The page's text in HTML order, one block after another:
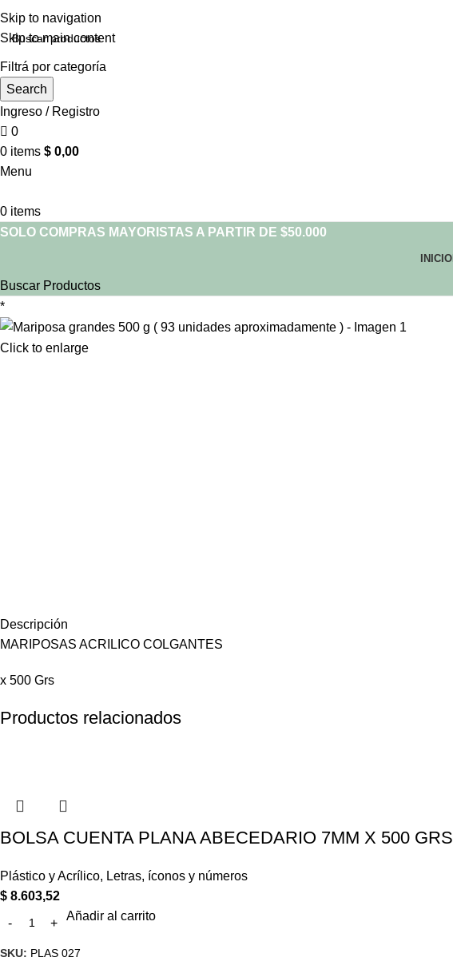
Skip to navigation
Skip to main content
Filtrá por categoría
Search
Ingreso / Registro
0
0 items $ 0,00
Menu
0 items
SOLO COMPRAS MAYORISTAS A PARTIR DE $50.000
INICIO
Buscar Productos
*
Click to enlarge
Descripción
MARIPOSAS ACRILICO COLGANTES
x 500 Grs
Productos relacionados
BOLSA CUENTA PLANA ABECEDARIO 7MM X 500 GRS
Plástico y Acrílico, Letras, íconos y números
$ 8.603,52
Añadir al carrito
SKU: PLAS 027